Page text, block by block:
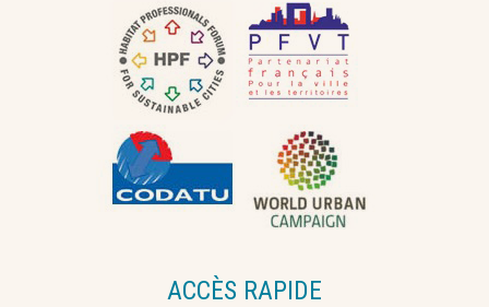
ACCÈS RAPIDE